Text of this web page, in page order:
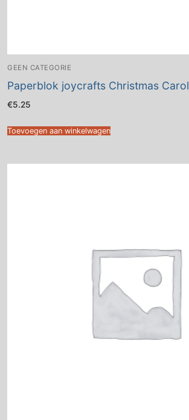
GEEN CATEGORIE
Paperblok joycrafts Christmas Carol
€5.25
Toevoegen aan winkelwagen